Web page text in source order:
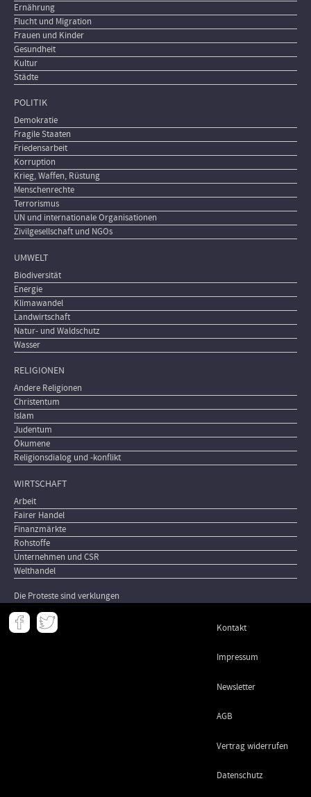
Ernährung
Flucht und Migration
Frauen und Kinder
Gesundheit
Kultur
Städte
POLITIK
Demokratie
Fragile Staaten
Friedensarbeit
Korruption
Krieg, Waffen, Rüstung
Menschenrechte
Terrorismus
UN und internationale Organisationen
Zivilgesellschaft und NGOs
UMWELT
Biodiversität
Energie
Klimawandel
Landwirtschaft
Natur- und Waldschutz
Wasser
RELIGIONEN
Andere Religionen
Christentum
Islam
Judentum
Ökumene
Religionsdialog und -konflikt
WIRTSCHAFT
Arbeit
Fairer Handel
Finanzmärkte
Rohstoffe
Unternehmen und CSR
Welthandel
Die Proteste sind verklungen
Meta
- Kontakt
Impressum
Newsletter
AGB
Vertrag widerrufen
Datenschutz